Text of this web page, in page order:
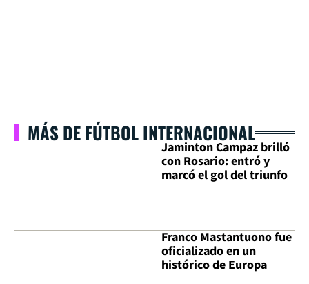
MÁS DE FÚTBOL INTERNACIONAL
Jaminton Campaz brilló
con Rosario: entró y
marcó el gol del triunfo
Franco Mastantuono fue
oficializado en un
histórico de Europa